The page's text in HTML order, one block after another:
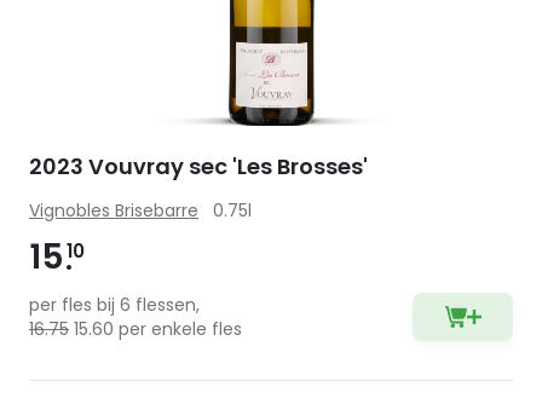
2023 Vouvray sec 'Les Brosses'
Vignobles Brisebarre 0.75l
1510
per fles bij 6 flessen,
16.75 15.60 per enkele fles